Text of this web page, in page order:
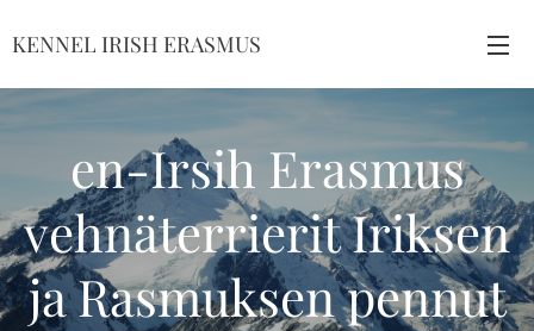
KENNEL IRISH ERASMUS
en-Irsih Erasmus
vehnäterrierit Iriksen
ja Rasmuksen pennut